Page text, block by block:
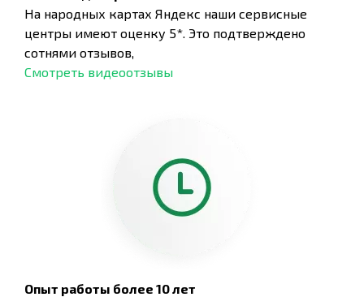
На народных картах Яндекс наши сервисные
центры имеют оценку 5*. Это подтверждено
сотнями отзывов,
Смотреть видеоотзывы
Опыт работы более 10 лет